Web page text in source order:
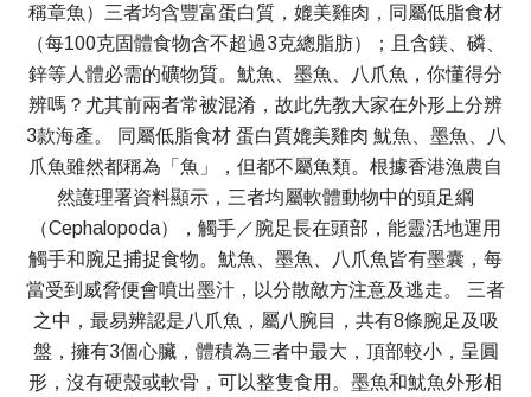
稱章魚）三者均含豐富蛋白質，媲美雞肉，同屬低脂食材
（每100克固體食物含不超過3克總脂肪）；且含鎂、磷、
鋅等人體必需的礦物質。魷魚、墨魚、八爪魚，你懂得分
辨嗎？尤其前兩者常被混淆，故此先教大家在外形上分辨
3款海產。 同屬低脂食材 蛋白質媲美雞肉 魷魚、墨魚、八
爪魚雖然都稱為「魚」，但都不屬魚類。根據香港漁農自
然護理署資料顯示，三者均屬軟體動物中的頭足綱
（Cephalopoda），觸手／腕足長在頭部，能靈活地運用
觸手和腕足捕捉食物。魷魚、墨魚、八爪魚皆有墨囊，每
當受到威脅便會噴出墨汁，以分散敵方注意及逃走。 三者
之中，最易辨認是八爪魚，屬八腕目，共有8條腕足及吸
盤，擁有3個心臟，體積為三者中最大，頂部較小，呈圓
形，沒有硬殼或軟骨，可以整隻食用。墨魚和魷魚外形相